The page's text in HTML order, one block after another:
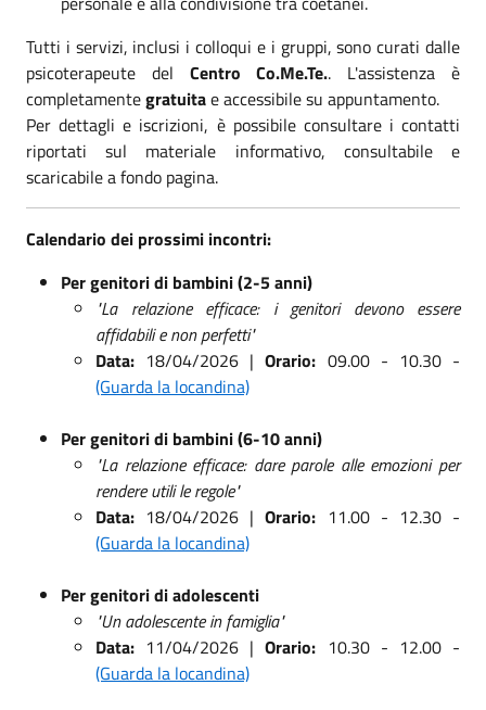
Tutti i servizi, inclusi i colloqui e i gruppi, sono curati dalle
psicoterapeute del Centro Co.Me.Te.. L'assistenza è
completamentegratuitae accessibile su appuntamento.
Per dettagli e iscrizioni, è possibile consultare i contatti
riportati sul materiale informativo, consultabile e
scaricabile a fondo pagina.
Calendario dei prossimi incontri:
Per genitori di bambini (2-5 anni)
"La relazione efficace: i genitori devono essere
affidabili e non perfetti"
Data: 18/04/2026 |Orario: 09.00 - 10.30 -
(Guarda la locandina)
Per genitori di bambini (6-10 anni)
"La relazione efficace: dare parole alle emozioni per
rendere utili le regole"
Data: 18/04/2026 |Orario: 11.00 - 12.30 -
(Guarda la locandina)
Per genitori di adolescenti
"Un adolescente in famiglia"
Data: 11/04/2026 |Orario: 10.30 - 12.00 -
(Guarda la locandina)